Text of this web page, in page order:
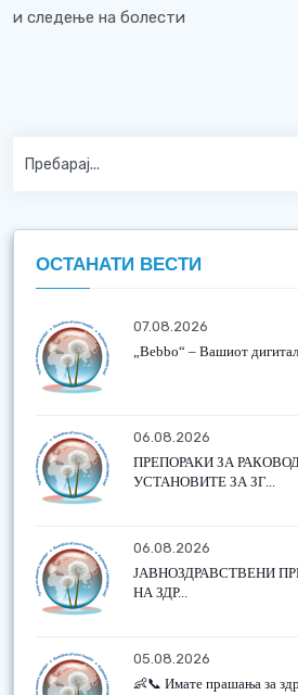
и следење на болести
ОСТАНАТИ ВЕСТИ
07.08.2026
„Bebbo“ – Вашиот
06.08.2026
ПРЕПОРАКИ ЗА
УСТАНОВИТЕ ЗА ЗГ...
06.08.2026
ЈАВНОЗДРАВСТВЕНИ
НА ЗДР...
05.08.2026
👶📞 Имате прашања за